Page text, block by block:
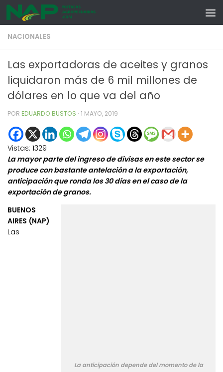
Skip to content
NACIONALES
Las exportadoras de aceites y granos
liquidaron más de 6 mil millones de
dólares en lo que va del año
POR EDUARDO BUSTOS · 1 MAYO, 2019
Vistas: 1329
La mayor parte del ingreso de divisas en este sector se
produce con bastante antelación a la exportación,
anticipación que ronda los 30 días en el caso de la
exportación de granos.
La anticipación depende del momento de la
BUENOS
AIRES (NAP)
Las